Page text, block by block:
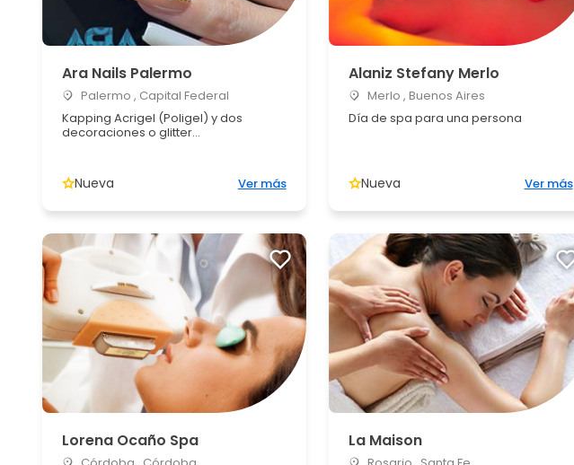
Ara Nails Palermo
Palermo , Capital Federal
Kapping Acrigel (Poligel) y dos
decoraciones o glitter...
Nueva Ver más
Alaniz Stefany Merlo
Merlo , Buenos Aires
Día de spa para una persona
Nueva Ver más
Lorena Ocaño Spa La Maison